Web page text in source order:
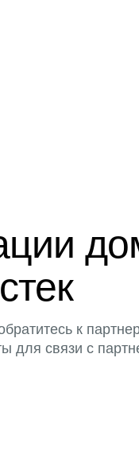
к
для связи с